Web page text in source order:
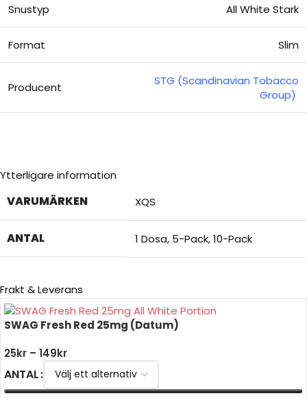
Snustyp All White Stark
Format Slim
Producent
STG (Scandinavian Tobacco
Group)
Ytterligare information
VARUMÄRKEN XQS
ANTAL 1 Dosa, 5-Pack,10-Pack
Frakt & Leverans
SWAG Fresh Red 25mg (Datum)
25kr – 149kr
ANTAL